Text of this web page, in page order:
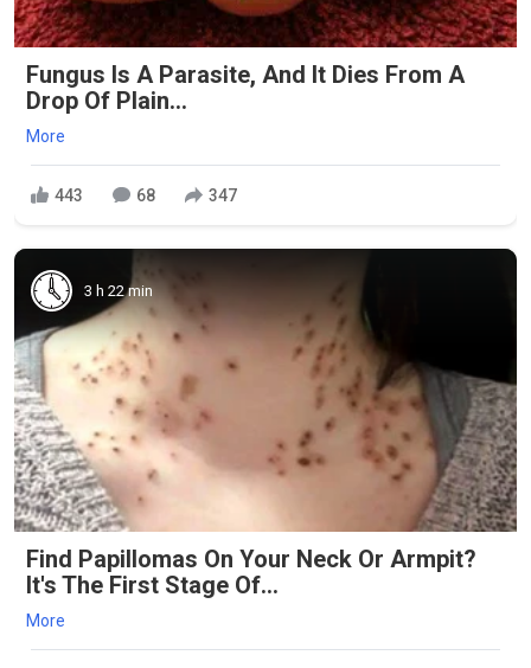
Fungus Is A Parasite, And It Dies From A
Drop Of Plain...
More
443 68 347
3 h 22 min
Find Papillomas On Your Neck Or Armpit?
It's The First Stage Of...
More